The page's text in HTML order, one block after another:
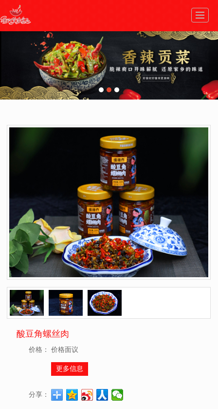
走进梦缘 热销产品
加入我们 在线商城 联系我们
酸豆角螺丝肉
价格： 价格面议
更多信息
分享：